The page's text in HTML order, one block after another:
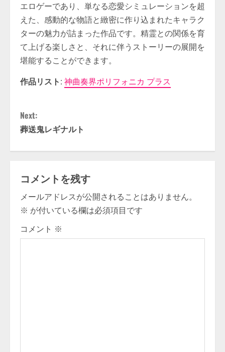
エロゲーであり、単なる恋愛シミュレーションを超
えた、感動的な物語と緻密に作り込まれたキャラク
ターの魅力が詰まった作品です。精霊との関係を育
て上げる楽しさと、それに伴うストーリーの展開を
堪能することができます。
作品リスト: 神曲奏界ポリフォニカ プラス
C
o
n
t
i
n
u
Next:
葬送鬼レギナルト
コメントを残す
メールアドレスが公開されることはありません。
※ が付いている欄は必須項目です
コメント ※